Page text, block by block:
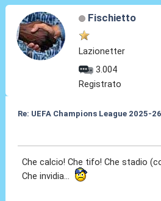
Fischietto
Lazionetter
3.004
Registrato
Re: UEFA Champions League 2025-26
Che calcio! Che tifo! Che stadio
Che invidia...